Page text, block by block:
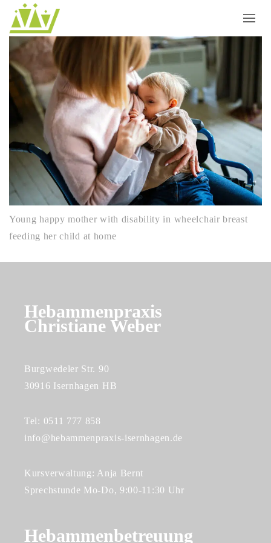
Young happy mother with disability in wheelchair breast
feeding her child at home
Hebammenpraxis
Christiane Weber
Burgwedeler Str. 90
30916 Isernhagen HB
Tel: 0511 777 858
info@hebammenpraxis-isernhagen.de
Kursverwaltung: Anja Bernt
Sprechstunde Mo-Do, 9:00-11:30 Uhr
Hebammenbetreuung